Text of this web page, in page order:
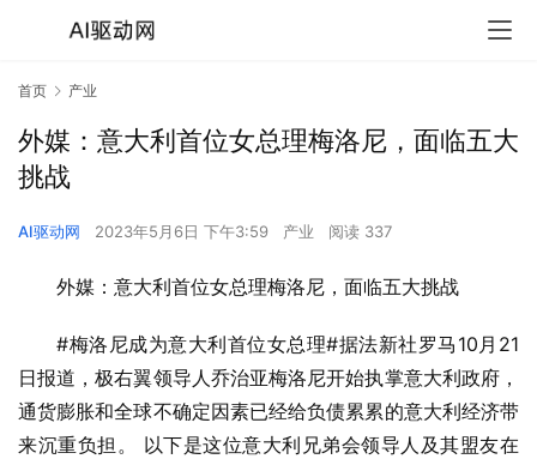
首页 产业
外媒：意大利首位女总理梅洛尼，面临五大
挑战
AI驱动网 2023年5月6日 下午3:59 产业 阅读 337
外媒：意大利首位女总理梅洛尼，面临五大挑战
#梅洛尼成为意大利首位女总理#据法新社罗马10月21
日报道，极右翼领导人乔治亚梅洛尼开始执掌意大利政府，
通货膨胀和全球不确定因素已经给负债累累的意大利经济带
来沉重负担。 以下是这位意大利兄弟会领导人及其盟友在